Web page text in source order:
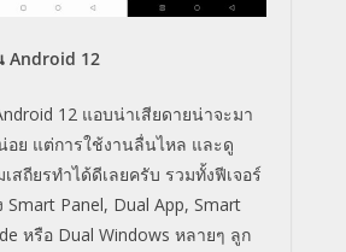
Android 12
12 แอบน่าเสียดายน่าจะมา
อย แต่การใช้งานลื่นไหล และดู
สถียรทำได้ดีเลยครับ รวมทั้งฟีเจอร์
Panel, Dual App, Smart
หรือ Dual Windows หลายๆ ลูก